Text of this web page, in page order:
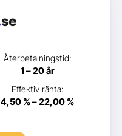
Återbetalningstid:
1 – 20 år
Effektiv ränta:
4,50 % – 22,00 %